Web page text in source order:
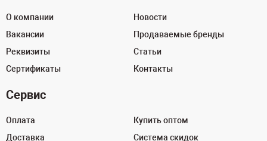
О компании
Вакансии
Реквизиты
Сертификаты
Новости
Продаваемые бренды
Статьи
Контакты
Сервис
Оплата
Доставка
Купить оптом
Система скидок